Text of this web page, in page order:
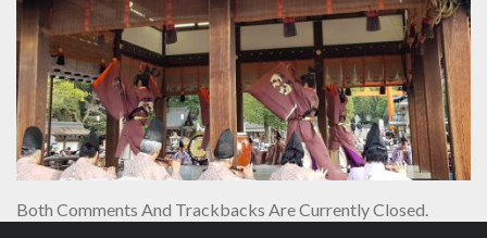
Both Comments And Trackbacks Are Currently Closed.